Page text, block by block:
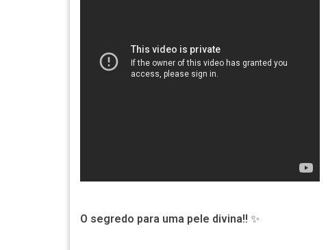
O segredo para uma pele divina!! ✨